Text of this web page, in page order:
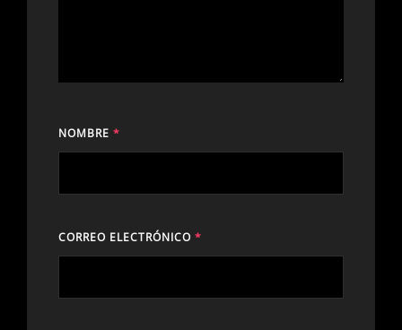
NOMBRE *
CORREO ELECTRÓNICO *